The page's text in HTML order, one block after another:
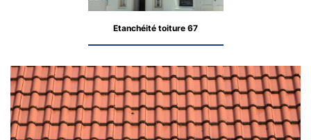
Etanchéité toiture 67